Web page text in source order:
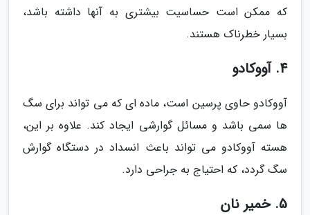
که ممکن است حساسیت بیشتری به آنها داشته باشد،
بسیار خطرناک هستند.
4. آووکادو
آووکادو حاوی پرسین است، ماده ای که می تواند برای سگ
ها سمی باشد و مسائل گوارشی ایجاد کند. علاوه بر این،
هسته آووکادو می تواند باعث انسداد در دستگاه گوارش
سگ گردد، که احتیاج به جراحی دارد.
5. خمیر نان